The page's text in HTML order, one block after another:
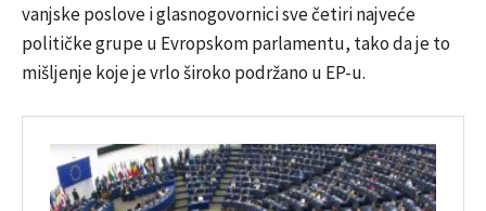
vanjske poslove i glasnogovornici sve četiri najveće
političke grupe u Evropskom parlamentu, tako da je to
mišljenje koje je vrlo široko podržano u EP-u.